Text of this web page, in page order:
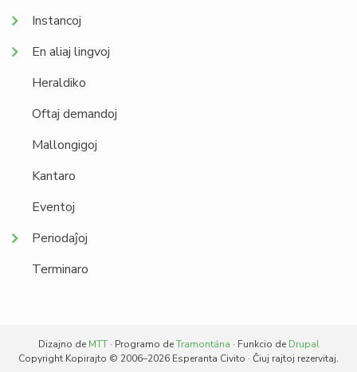
Instancoj
En aliaj lingvoj
Heraldiko
Oftaj demandoj
Mallongigoj
Kantaro
Eventoj
Periodaĵoj
Terminaro
Dizajno de MTT· Programo deTramontána · Funkcio de Drupal
Copyright Kopirajto © 2006–2026 Esperanta Civito · Ĉiuj rajtoj rezervitaj.